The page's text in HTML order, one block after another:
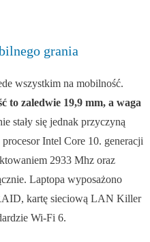
grania
wszystkim na mobilność.
to zaledwie 19,9 mm, a waga
stały się jednak przyczyną
Intel Core 10. generacji
2933 Mhz oraz
Laptopa wyposażono
kartę sieciową LAN Killer
Wi-Fi 6.